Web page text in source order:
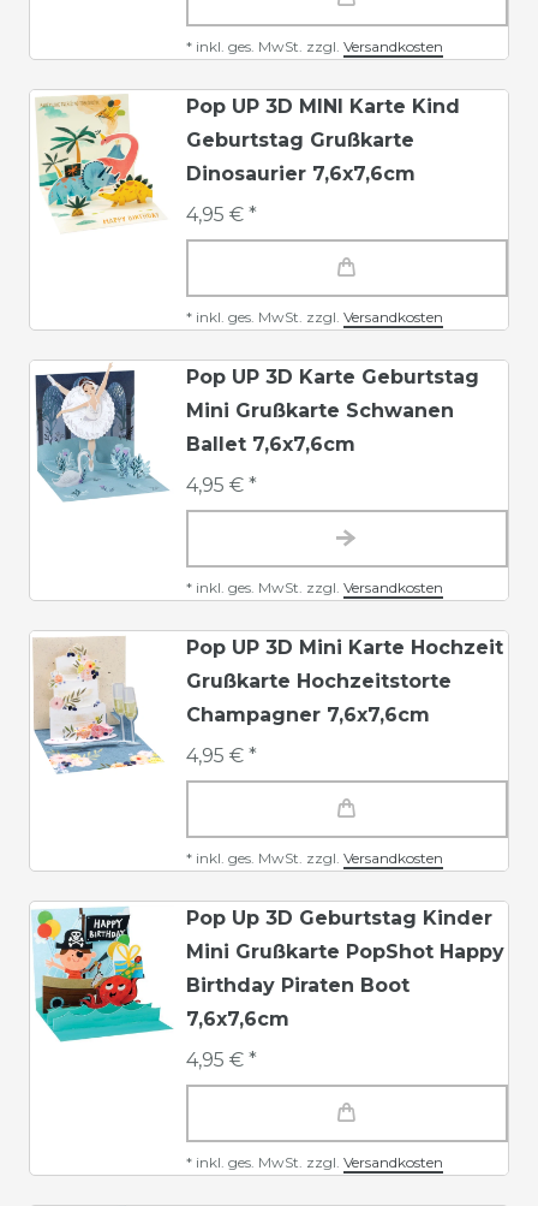
* inkl. ges. MwSt. zzgl. Versandkosten
Pop UP 3D MINI Karte Kind
Geburtstag Grußkarte
Dinosaurier 7,6x7,6cm
4,95 € *
* inkl. ges. MwSt. zzgl. Versandkosten
Pop UP 3D Karte Geburtstag
Mini Grußkarte Schwanen
Ballet 7,6x7,6cm
4,95 € *
* inkl. ges. MwSt. zzgl. Versandkosten
Pop UP 3D Mini Karte Hochzeit
Grußkarte Hochzeitstorte
Champagner 7,6x7,6cm
4,95 € *
* inkl. ges. MwSt. zzgl. Versandkosten
Pop Up 3D Geburtstag Kinder
Mini Grußkarte PopShot Happy
Birthday Piraten Boot
7,6x7,6cm
4,95 € *
* inkl. ges. MwSt. zzgl. Versandkosten